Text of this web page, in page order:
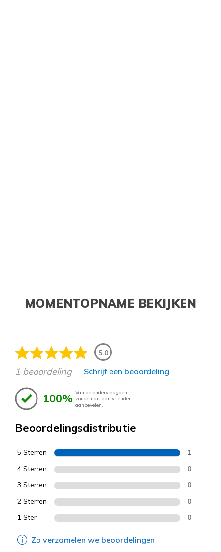
MOMENTOPNAME BEKIJKEN
5.0
1 beoordeling Schrijf een beoordeling
100% Van de ondervraagden
zouden dit aan vrienden
aanbevelen.
Beoordelingsdistributie
5 Sterren 1
4 Sterren 0
3 Sterren 0
2 Sterren 0
1 Ster 0
Zo verzamelen we beoordelingen